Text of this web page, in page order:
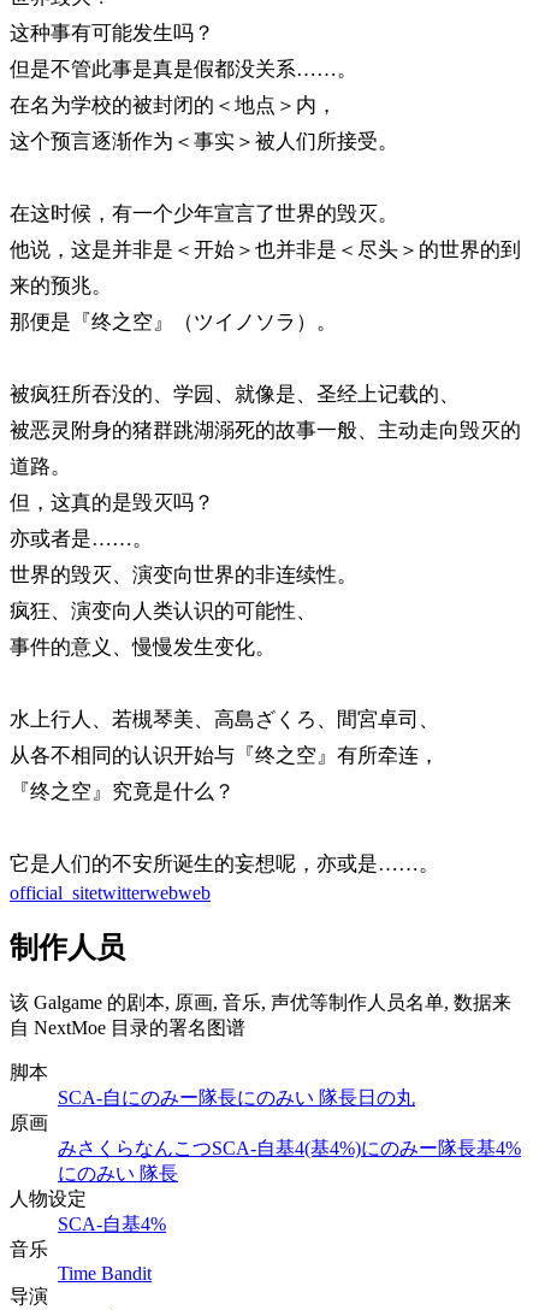
这种事有可能发生吗？
但是不管此事是真是假都没关系……。
在名为学校的被封闭的＜地点＞内，
这个预言逐渐作为＜事实＞被人们所接受。
在这时候，有一个少年宣言了世界的毁灭。
他说，这是并非是＜开始＞也并非是＜尽头＞的世界的到
来的预兆。
那便是『终之空』（ツイノソラ）。
被疯狂所吞没的、学园、就像是、圣经上记载的、
被恶灵附身的猪群跳湖溺死的故事一般、主动走向毁灭的
道路。
但，这真的是毁灭吗？
亦或者是……。
世界的毁灭、演变向世界的非连续性。
疯狂、演变向人类认识的可能性、
事件的意义、慢慢发生变化。
水上行人、若槻琴美、高島ざくろ、間宮卓司、
从各不相同的认识开始与『终之空』有所牵连，
『终之空』究竟是什么？
它是人们的不安所诞生的妄想呢，亦或是……。
official_sitetwitterwebweb
制作人员
该 Galgame 的剧本, 原画, 音乐, 声优等制作人员名单, 数据来
自 NextMoe 目录的署名图谱
脚本
SCA-自にのみー隊長にのみい 隊長日の丸
原画
みさくらなんこつSCA-自基4(基4%)にのみー隊長基4%
にのみい 隊長
人物设定
SCA-自基4%
音乐
Time Bandit
导演